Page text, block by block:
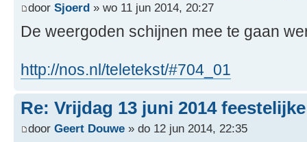
door Sjoerd » wo 11 jun 2014, 20:27
De weergoden schijnen mee te gaan
http://nos.nl/teletekst/#704_01
Re: Vrijdag 13 juni 2014
door Geert Douwe » do 12 jun 2014, 22:35